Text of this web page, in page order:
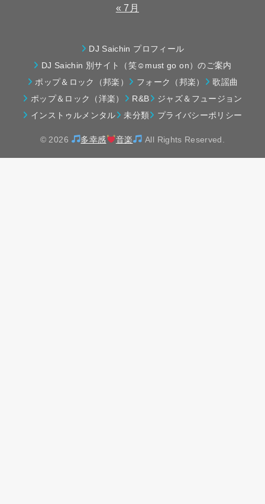
« 7月
DJ Saichin プロフィール
DJ Saichin 別サイト（笑☺must go on）のご案内
ポップ＆ロック（邦楽）
フォーク（邦楽）
歌謡曲
ポップ＆ロック（洋楽）
R&B
ジャズ＆フュージョン
インストゥルメンタル
未分類 プライバシーポリシー
© 2026 多幸感 音楽 All Rights Reserved.